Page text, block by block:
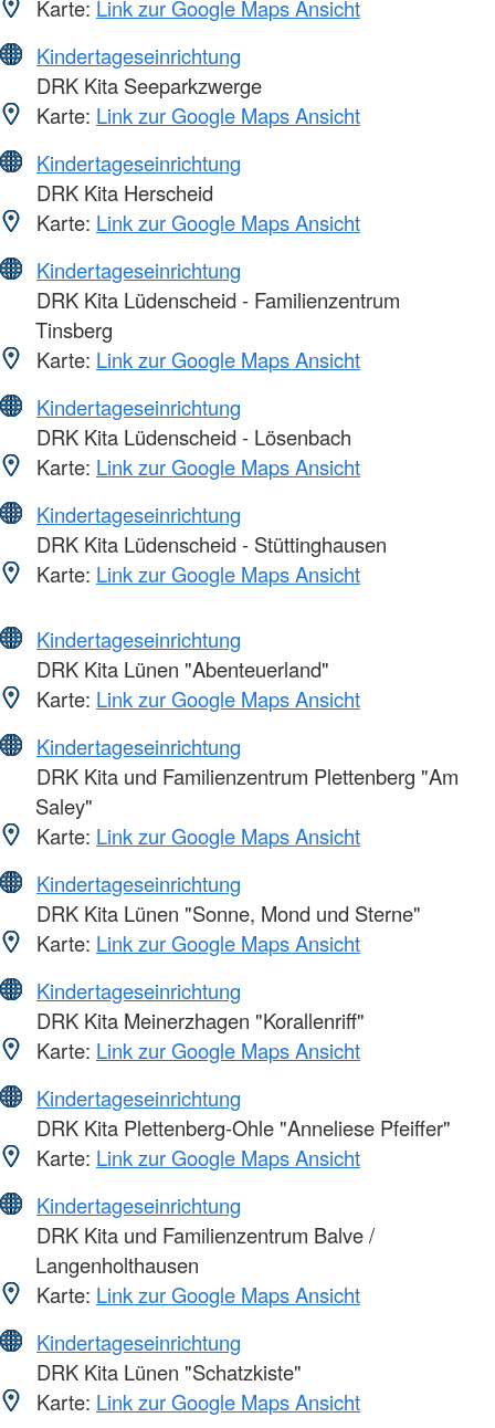
Karte: Link zur Google Maps Ansicht
Kindertageseinrichtung
DRK Kita Seeparkzwerge
Karte: Link zur Google Maps Ansicht
Kindertageseinrichtung
DRK Kita Herscheid
Karte: Link zur Google Maps Ansicht
Kindertageseinrichtung
DRK Kita Lüdenscheid - Familienzentrum
Tinsberg
Karte: Link zur Google Maps Ansicht
Kindertageseinrichtung
DRK Kita Lüdenscheid - Lösenbach
Karte: Link zur Google Maps Ansicht
Kindertageseinrichtung
DRK Kita Lüdenscheid - Stüttinghausen
Karte: Link zur Google Maps Ansicht
Kindertageseinrichtung
DRK Kita Lünen "Abenteuerland"
Karte: Link zur Google Maps Ansicht
Kindertageseinrichtung
DRK Kita und Familienzentrum Plettenberg "Am
Saley"
Karte: Link zur Google Maps Ansicht
Kindertageseinrichtung
DRK Kita Lünen "Sonne, Mond und Sterne"
Karte: Link zur Google Maps Ansicht
Kindertageseinrichtung
DRK Kita Meinerzhagen "Korallenriff"
Karte: Link zur Google Maps Ansicht
Kindertageseinrichtung
DRK Kita Plettenberg-Ohle "Anneliese Pfeiffer"
Karte: Link zur Google Maps Ansicht
Kindertageseinrichtung
DRK Kita und Familienzentrum Balve /
Langenholthausen
Karte: Link zur Google Maps Ansicht
Kindertageseinrichtung
DRK Kita Lünen "Schatzkiste"
Karte: Link zur Google Maps Ansicht